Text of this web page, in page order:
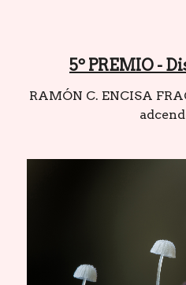
5º PREMIO -
RAMÓN C. ENCISA